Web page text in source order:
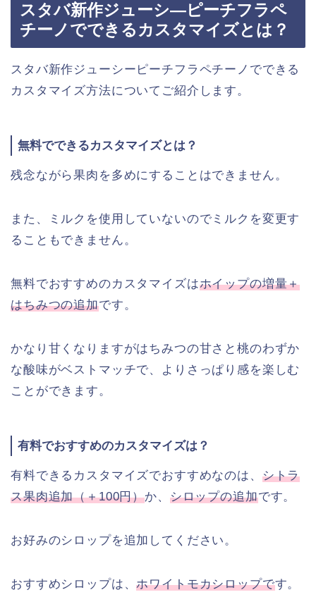
スタバ新作ジューシ―ピーチフラペ
チーノでできるカスタマイズとは？
スタバ新作ジューシーピーチフラペチーノでできる
カスタマイズ方法についてご紹介します。
無料でできるカスタマイズとは？
残念ながら果肉を多めにすることはできません。
また、ミルクを使用していないのでミルクを変更す
ることもできません。
無料でおすすめのカスタマイズはホイップの増量＋
はちみつの追加です。
かなり甘くなりますがはちみつの甘さと桃のわずか
な酸味がベストマッチで、よりさっぱり感を楽しむ
ことができます。
有料でおすすめのカスタマイズは？
有料できるカスタマイズでおすすめなのは、 シトラ
ス果肉追加（＋100円）か、 シロップの追加です。
お好みのシロップを追加してください。
おすすめシロップは、ホワイトモカシロップです。